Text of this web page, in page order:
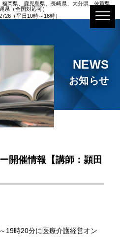
岡県、鹿児島県、長崎県、大分県、佐賀県、
県（全国対応可）
（平日10時～18時）
NEWS
お知らせ
開催情報【講師：頴田
19時20分に医療介護経営オン